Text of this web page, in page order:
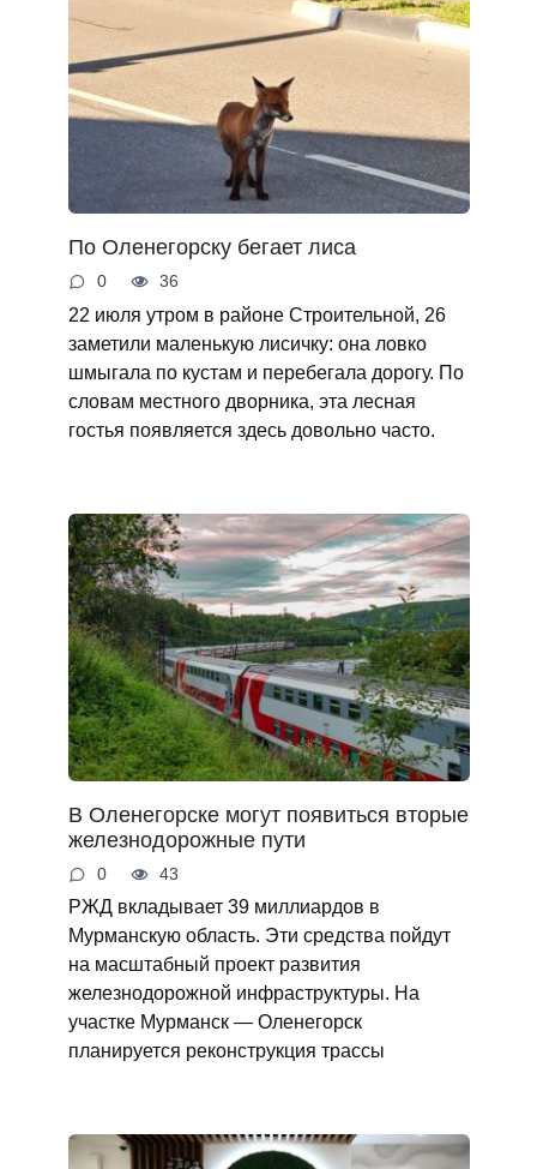
По Оленегорску бегает лиса
0 36
22 июля утром в районе Строительной, 26
заметили маленькую лисичку: она ловко
шмыгала по кустам и перебегала дорогу. По
словам местного дворника, эта лесная
гостья появляется здесь довольно часто.
В Оленегорске могут появиться вторые
железнодорожные пути
0 43
РЖД вкладывает 39 миллиардов в
Мурманскую область. Эти средства пойдут
на масштабный проект развития
железнодорожной инфраструктуры. На
участке Мурманск — Оленегорск
планируется реконструкция трассы